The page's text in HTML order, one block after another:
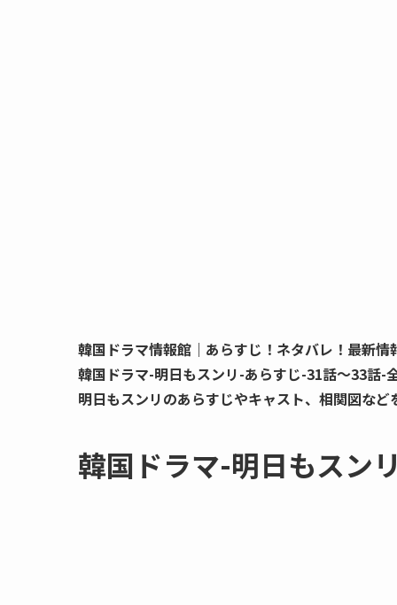
韓国ドラマ情報館｜あらすじ！ネタバレ！最新情
韓国ドラマ-明日もスンリ-あらすじ-31話～33話-
明日もスンリのあらすじやキャスト、相関図な
韓国ドラマ-明日もスン